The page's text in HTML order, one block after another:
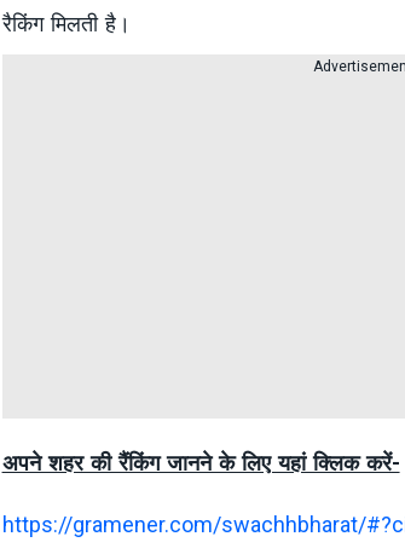
रैकिंग मिलती है।
अपने शहर की रैंकिंग जानने के लिए यहां क्लिक करें-
https://gramener.com/swachhbharat/